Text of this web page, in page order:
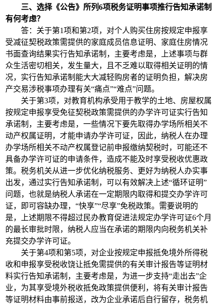
三、选择《公告》所列6项税务证明事项推行告知承诺制
有何考虑？
答：关于第1项和第2项，对个人购买住房按规定申报享
受减征契税政策需提供的家庭成员信息证明、家庭住房情况
书面查询结果实行告知承诺制，主要考虑是，上述事项与群
众生活密切相关，发生量大，且不乏难以取得相关证明的情
况，实行告知承诺制能大大减轻购房者的证明负担，解决房
产交易涉税事项办理有关“痛点”“难点”问题。
关于第3项，对教育机构承受用于教学的土地、房屋权属
按规定申报享受免征契税政策需提供的办学许可证实行告知
承诺制，主要考虑是，一些情况下要先取得办学场所相关不
动产权属证明，才能申请办学许可证，因此，纳税人在办理
办学场所相关不动产权属登记前申报缴纳契税时，可能还不
具备办学许可证的申请条件，造成不能及时享受税收优惠政
策。税务机关从进一步优化纳税服务、更好为纳税人办实事
出发，通过实行告知承诺制，可以有效解决上述“循环证明”
问题，也就是纳税人承诺在一定期限内取得和提交办学许可
证，即可容缺办理，“快享”“尽享”免税政策。需要说明的
是，上述期限不得超过民办教育促进法规定办学许可证6个月
的最长审批时限，纳税人应当在承诺的期限内向税务机关补
充提交办学许可证。
关于第4项和第5项，对企业按规定申报抵免境外所得税
收和申报享受税收饶让抵免需提供的有关审计报告等证明材
料实行告知承诺制，主要考虑是，为进一步支持“走出去”企
业，为其享受境外税收抵免政策提供便利，将有关审计报告
等证明材料由事前报送，改为企业承诺后自行留存，税务机